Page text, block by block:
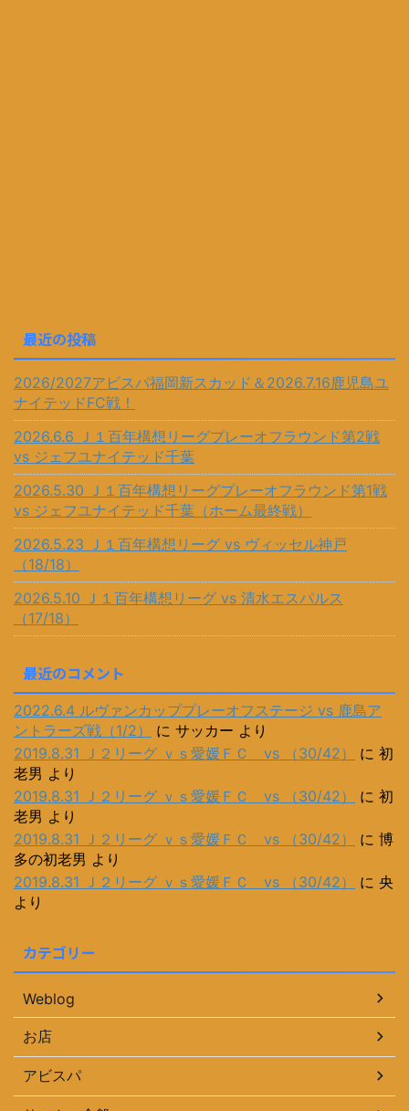
最近の投稿
2026/2027アビスパ福岡新スカッド＆2026.7.16鹿児島ユ
ナイテッドFC戦！
2026.6.6 Ｊ１百年構想リーグプレーオフラウンド第2戦
vs ジェフユナイテッド千葉
2026.5.30 Ｊ１百年構想リーグプレーオフラウンド第1戦
vs ジェフユナイテッド千葉（ホーム最終戦）
2026.5.23 Ｊ１百年構想リーグ vs ヴィッセル神戸
（18/18）
2026.5.10 Ｊ１百年構想リーグ vs 清水エスパルス
（17/18）
最近のコメント
2022.6.4 ルヴァンカッププレーオフステージ vs 鹿島ア
ントラーズ戦（1/2）
に サッカー より
2019.8.31 Ｊ２リーグ ｖｓ愛媛ＦＣ vs （30/42）
に 初
老男 より
2019.8.31 Ｊ２リーグ ｖｓ愛媛ＦＣ vs （30/42）
に 初
老男 より
2019.8.31 Ｊ２リーグ ｖｓ愛媛ＦＣ vs （30/42）
に 博
多の初老男 より
2019.8.31 Ｊ２リーグ ｖｓ愛媛ＦＣ vs （30/42）
に 央
より
カテゴリー
Weblog
お店
アビスパ